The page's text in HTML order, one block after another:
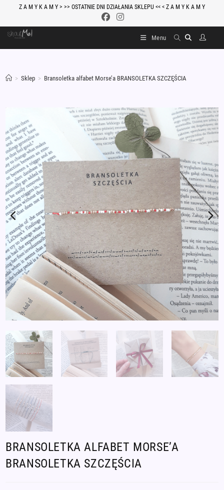
content
Z A M Y K A M Y > >> OSTATNIE DNI DZIAŁANIA SKLEPU << < Z A M Y K A M Y
Menu
> Sklep > Bransoletka alfabet Morse’a BRANSOLETKA SZCZĘŚCIA
BRANSOLETKA ALFABET MORSE’A
BRANSOLETKA SZCZĘŚCIA